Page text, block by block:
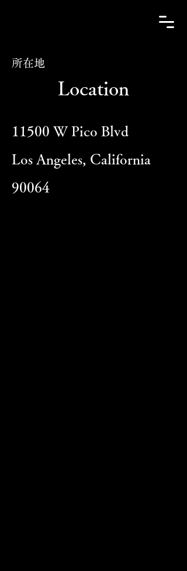
所在地
Location
11500 W Pico Blvd
Los Angeles, California
90064